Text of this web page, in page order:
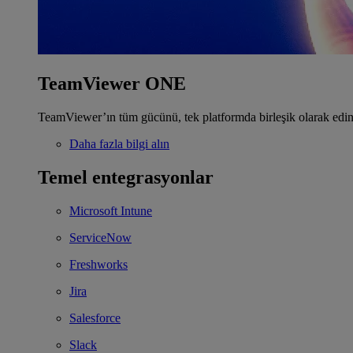
TeamViewer ONE
TeamViewer’ın tüm gücünü, tek platformda birleşik olarak
Daha fazla bilgi alın
Temel entegrasyonlar
Microsoft Intune
ServiceNow
Freshworks
Jira
Salesforce
Slack